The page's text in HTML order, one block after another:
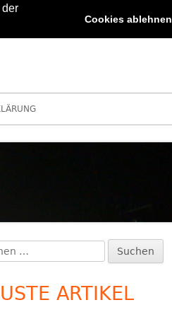
Cookies ablehnen
ARTIKEL